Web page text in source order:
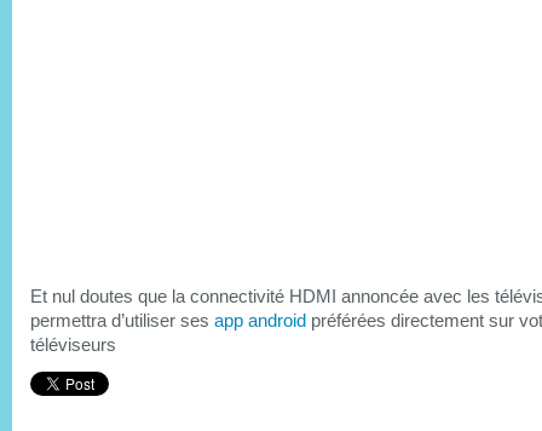
Et nul doutes que la connectivité HDMI annoncée avec les
permettra d’utiliser ses app android préférées directement sur
téléviseurs